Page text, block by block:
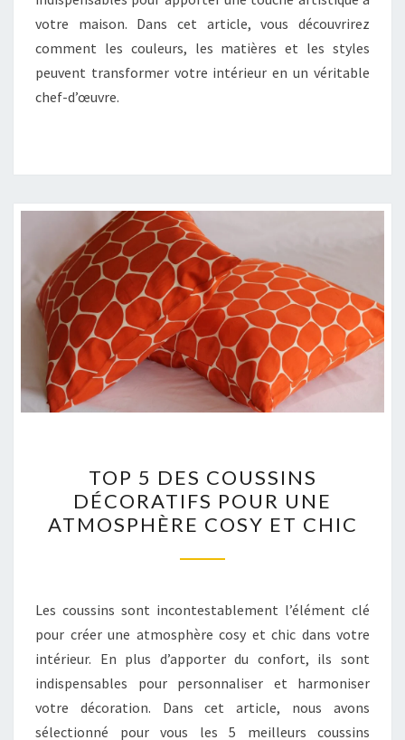
MAISON
votre maison. Dans cet article, vous découvrirez
comment les couleurs, les matières et les styles
peuvent transformer votre intérieur en un véritable
chef-d’œuvre.
5
DES
COUSSINS
DÉCORATIFS
UNE
ATMOSPHÈRE
COSY
ET
CHIC
TOP 5 DES COUSSINS
DÉCORATIFS POUR UNE
ATMOSPHÈRE COSY ET CHIC
Les coussins sont incontestablement l’élément clé
pour créer une atmosphère cosy et chic dans votre
intérieur. En plus d’apporter du confort, ils sont
indispensables pour personnaliser et harmoniser
votre décoration. Dans cet article, nous avons
sélectionné pour vous les 5 meilleurs coussins